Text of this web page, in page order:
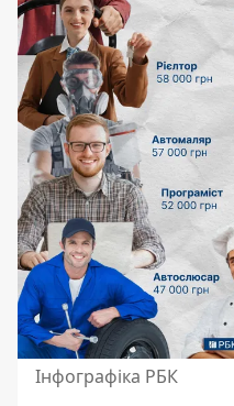
Інфографіка РБК